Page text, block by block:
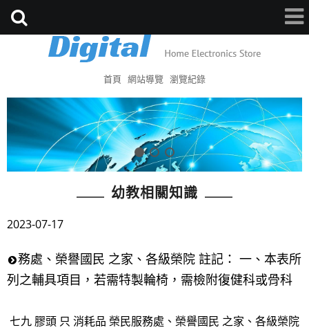
首頁 網站導覽 瀏覽紀錄
幼教相關知識
2023-07-17
務處、榮譽國民 之家、各級榮院 註記： 一、本表所
列之輔具項目，若需特製輪椅，需檢附復健科或骨科
七九 膠頭 只 消耗品 榮民服務處、榮譽國民 之家、各級榮院